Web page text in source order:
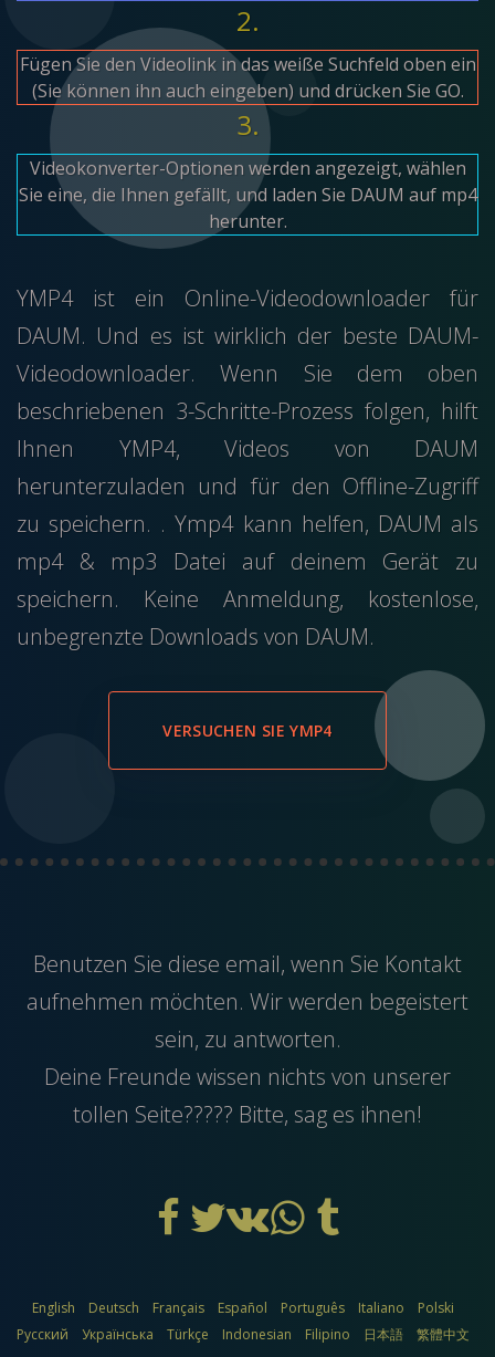
2.
Fügen Sie den Videolink in das weiße Suchfeld oben ein
(Sie können ihn auch eingeben) und drücken Sie GO.
3.
Videokonverter-Optionen werden angezeigt, wählen
Sie eine, die Ihnen gefällt, und laden Sie DAUM auf mp4
herunter.
YMP4 ist ein Online-Videodownloader für
DAUM. Und es ist wirklich der beste DAUM-
Videodownloader. Wenn Sie dem oben
beschriebenen 3-Schritte-Prozess folgen, hilft
Ihnen YMP4, Videos von DAUM
herunterzuladen und für den Offline-Zugriff
zu speichern. . Ymp4 kann helfen, DAUM als
mp4 & mp3 Datei auf deinem Gerät zu
speichern. Keine Anmeldung, kostenlose,
unbegrenzte Downloads von DAUM.
VERSUCHEN SIE YMP4
Benutzen Sie diese email, wenn Sie Kontakt
aufnehmen möchten. Wir werden begeistert
sein, zu antworten.
Deine Freunde wissen nichts von unserer
tollen Seite????? Bitte, sag es ihnen!
English Deutsch Français Español Português Italiano
Polski
Русский
Українська Türkçe Indonesian Filipino 日本語 繁體中文